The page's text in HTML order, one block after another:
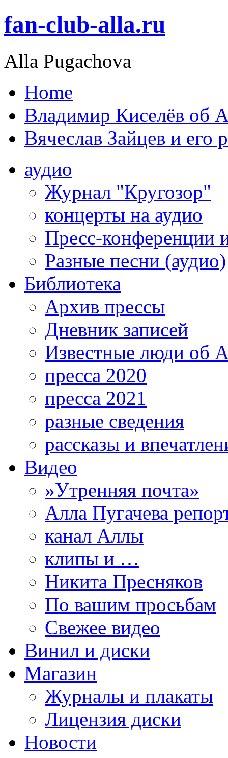
fan-club-alla.ru
Alla Pugachova
Home
Владимир Киселёв об
Вячеслав Зайцев и его
аудио
Журнал "Кругозор"
концерты на аудио
Пресс-конференции
Разные песни (аудио)
Библиотека
Архив прессы
Дневник записей
Известные люди об
пресса 2020
пресса 2021
разные сведения
рассказы и
Видео
»Утренняя почта»
Алла Пугачева
канал Аллы
клипы и …
Никита Пресняков
По вашим просьбам
Свежее видео
Винил и диски
Магазин
Журналы и плакаты
Лицензия диски
Новости